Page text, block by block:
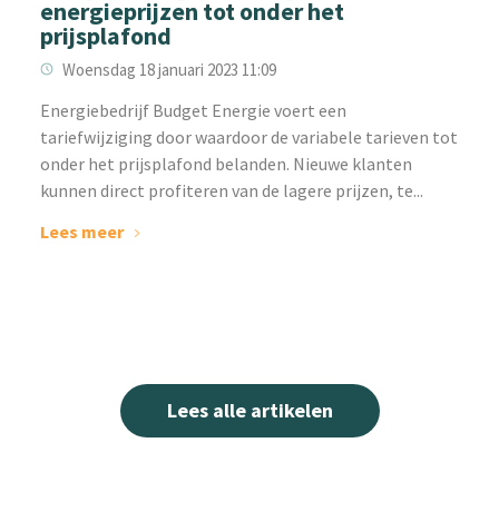
energieprijzen tot onder het
prijsplafond
Woensdag 18 januari 2023 11:09
‌Energiebedrijf Budget Energie voert een
tariefwijziging door waardoor de variabele tarieven tot
onder het prijsplafond belanden. Nieuwe klanten
kunnen direct profiteren van de lagere prijzen, te...
Lees meer
Lees alle artikelen